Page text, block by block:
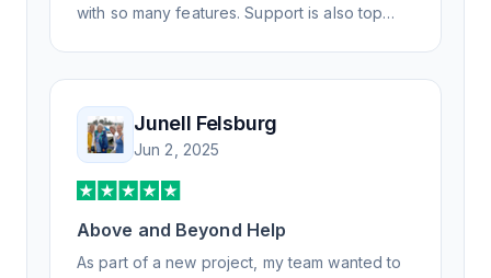
with so many features. Support is also top
professionally. Highly recommend for all your
RSS feed needs. Our trucking news hub
website couldn't work without it. Thank you.
Junell Felsburg
Jun 2, 2025
Above and Beyond Help
As part of a new project, my team wanted to